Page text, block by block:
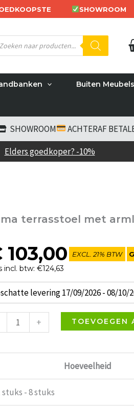
SHOWROOM
Buiten Meubels
SHOWROOM ACHTERAF
Elders goedkoper? -10%
terrasstoel met
103,00
incl. btw: €124,63
EXCL. 21% BTW
levering 17/09/2026 - 08/10/
+ TOEVOEGEN
Hoeveelheid
stuks - 8 stuks